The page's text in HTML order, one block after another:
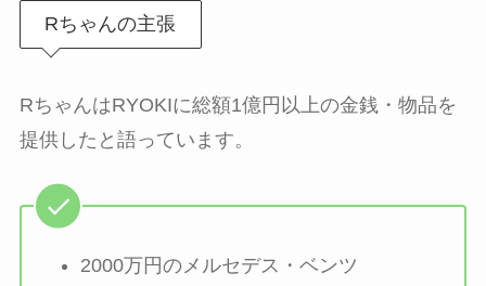
Rちゃんの主張
RちゃんはRYOKIに総額1億円以上の金銭・物品を
提供したと語っています。
2000万円のメルセデス・ベンツ